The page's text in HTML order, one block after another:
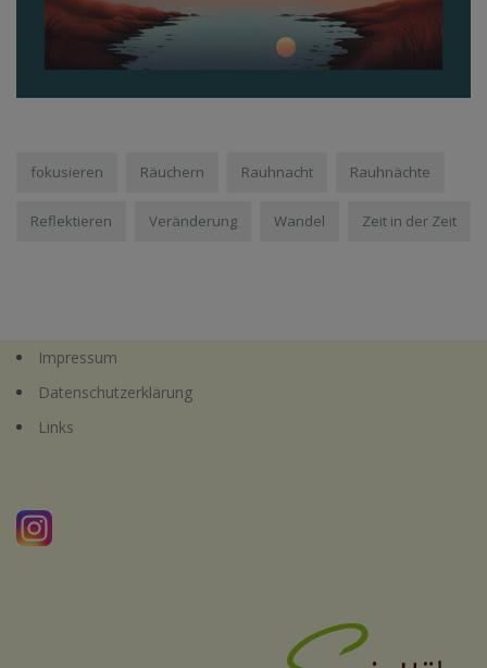
fokusieren Räuchern Rauhnacht Rauhnächte
Reflektieren Veränderung Wandel Zeit in der Zeit
Impressum
Datenschutzerklärung
Links